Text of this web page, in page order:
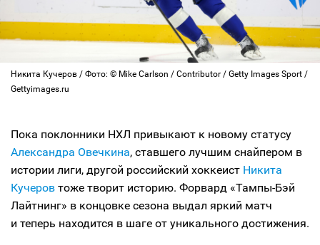
Никита Кучеров / Фото: © Mike Carlson / Contributor / Getty Images Sport /
Gettyimages.ru
Пока поклонники НХЛ привыкают к новому статусу
Александра Овечкина, ставшего лучшим снайпером в
истории лиги, другой российский хоккеист Никита
Кучеров тоже творит историю. Форвард «Тампы-Бэй
Лайтнинг» в концовке сезона выдал яркий матч
и теперь находится в шаге от уникального достижения.